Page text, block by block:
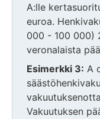
A:lle
euroa.
000 - 100 000)
veronalaista
Esimerkki 3: A
Vakuutuksen